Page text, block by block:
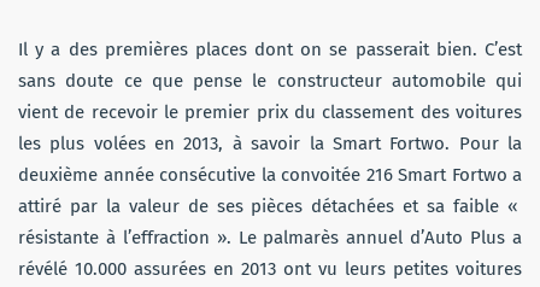
Il y a des premières places dont on se passerait bien. C’est
sans doute ce que pense le constructeur automobile qui
vient de recevoir le premier prix du classement des voitures
les plus volées en 2013, à savoir la Smart Fortwo. Pour la
deuxième année consécutive la convoitée 216 Smart Fortwo a
attiré par la valeur de ses pièces détachées et sa faible «
résistante à l’effraction ». Le palmarès annuel d’Auto Plus a
révélé 10.000 assurées en 2013 ont vu leurs petites voitures